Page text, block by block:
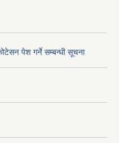
पेश गर्ने सम्बन्धी सूचना